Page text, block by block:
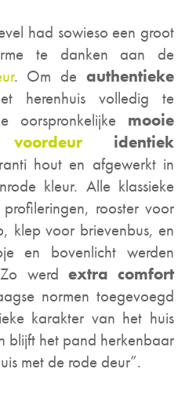
had sowieso een groot
te danken aan de
. Om deauthentieke
herenhuis volledig te
oorspronkelijke mooie
identiek
hout en afgewerkt in
kleur. Alle klassieke
rooster voor
klep voor brievenbus, en
en bovenlicht werden
werd extra comfort
normen toegevoegd
karakter van het huis
blijft het pand herkenbaar
met de rode deur”.